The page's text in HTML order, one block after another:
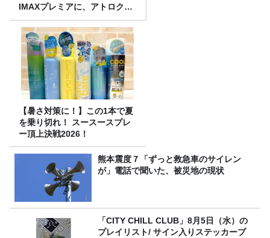
IMAXプレミアに、アトロクリ
スナー60名をご招待！
【暑さ対策に！】この1本で夏
を乗り切れ！ スースースプレ
ー頂上決戦2026！
熊本震度７「ずっと救急車のサイレン
が」電話で聞いた、被災地の現状
「CITY CHILL CLUB」8月5日（水）の
プレイリスト/ サイン入りステッカープ